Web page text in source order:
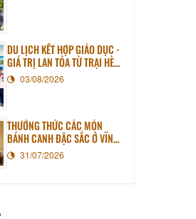
DU LỊCH KẾT HỢP GIÁO DỤC -
GIÁ TRỊ LAN TỎA TỪ TRẠI HÈ
PHƯƠNG NAM NĂM 2026
03/08/2026
THƯỞNG THỨC CÁC MÓN
BÁNH CANH ĐẶC SẮC Ở VĨNH
LONG31/07/2026